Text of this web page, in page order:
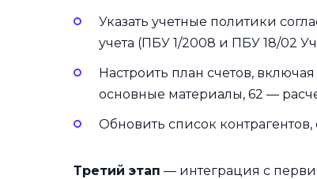
Указать учетные политики
учета (ПБУ 1/2008 и ПБУ 18/02
Настроить план счетов,
основные материалы, 62 —
Обновить список
Третий этап — интеграция с